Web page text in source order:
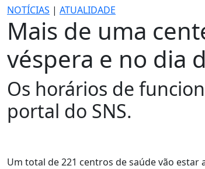
NOTÍCIAS | ATUALIDADE
Mais de uma
véspera e no dia
Os horários de
portal do SNS.
Um total de 221 centros de saúde vão